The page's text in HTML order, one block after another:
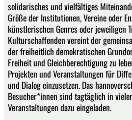
solidarisches und vielfältiges
Größe der Institutionen, Vereine oder
künstlerischen Genres oder jeweiligen
Kulturschaffenden vereint der
der freiheitlich demokratischen
Freiheit und Gleichberechtigung zu
Projekten und Veranstaltungen für
und Dialog einzusetzen. Das
Besucher*innen sind tagtäglich in
Veranstaltungen dazu eingeladen.